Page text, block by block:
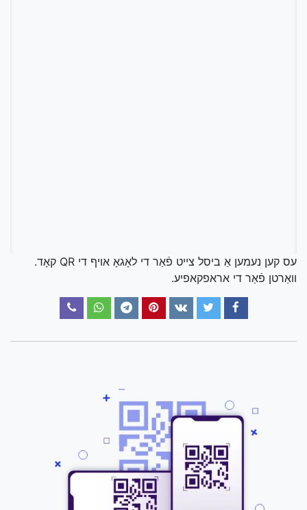
עס קען נעמען אַ ביסל צייט פֿאַר די לאָגאָ אויף די QR קאָד.
וואַרטן פֿאַר די אראפקאפיע.